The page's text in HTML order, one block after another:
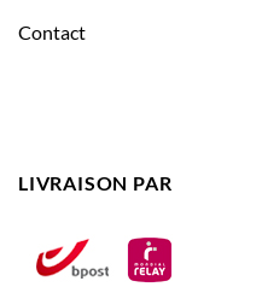
Contact
LIVRAISON PAR